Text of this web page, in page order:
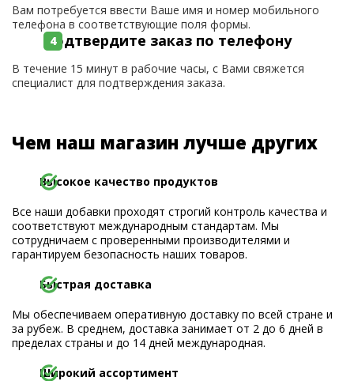
Вам потребуется ввести Ваше имя и номер мобильного
телефона в соответствующие поля формы.
Подтвердите заказ по телефону
В течение 15 минут в рабочие часы, с Вами свяжется
специалист для подтверждения заказа.
Чем наш магазин лучше других
Высокое качество продуктов
Все наши добавки проходят строгий контроль качества и
соответствуют международным стандартам. Мы
сотрудничаем с проверенными производителями и
гарантируем безопасность наших товаров.
Быстрая доставка
Мы обеспечиваем оперативную доставку по всей стране и
за рубеж. В среднем, доставка занимает от 2 до 6 дней в
пределах страны и до 14 дней международная.
Широкий ассортимент